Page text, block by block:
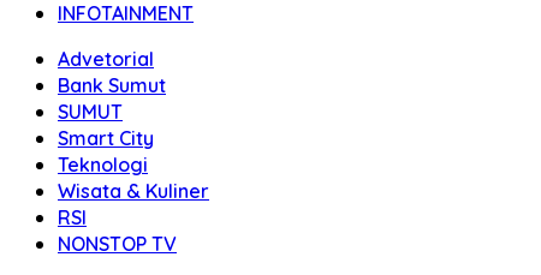
INFOTAINMENT
Advetorial
Bank Sumut
SUMUT
Smart City
Teknologi
Wisata & Kuliner
RSI
NONSTOP TV